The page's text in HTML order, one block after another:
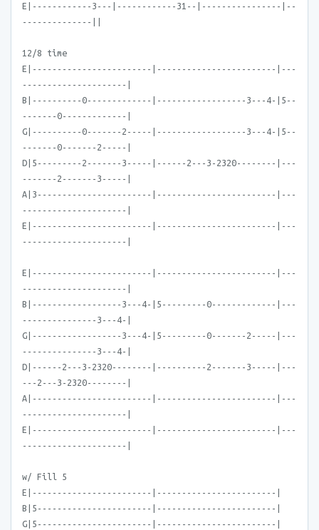
E|------------3---|------------31--|----------------|--
--------------||
12/8 time
E|------------------------|------------------------|---
---------------------|
B|----------0-------------|------------------3---4-|5--
-------0-------------|
G|----------0-------2-----|------------------3---4-|5--
-------0-------2-----|
D|5---------2-------3-----|------2---3-2320--------|---
-------2-------3-----|
A|3-----------------------|------------------------|---
---------------------|
E|------------------------|------------------------|---
---------------------|
E|------------------------|------------------------|---
---------------------|
B|------------------3---4-|5---------0-------------|---
---------------3---4-|
G|------------------3---4-|5---------0-------2-----|---
---------------3---4-|
D|------2---3-2320--------|----------2-------3-----|---
---2---3-2320--------|
A|------------------------|------------------------|---
---------------------|
E|------------------------|------------------------|---
---------------------|
w/ Fill 5
E|------------------------|------------------------|
B|5-----------------------|------------------------|
G|5-----------------------|------------------------|